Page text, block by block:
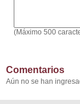
(Máximo 500
Comentarios
Aún no se han